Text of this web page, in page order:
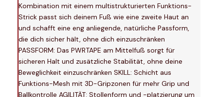
Kombination mit einem multistrukturierten Funktions-
Strick passt sich deinem Fuß wie eine zweite Haut an
und schafft eine eng anliegende, natürliche Passform,
die dich sicher hält, ohne dich einzuschränken
PASSFORM: Das PWRTAPE am Mittelfuß sorgt für
sicheren Halt und zusätzliche Stabilität, ohne deine
Beweglichkeit einzuschränken SKILL: Schicht aus
Funktions-Mesh mit 3D-Gripzonen für mehr Grip und
Ballkontrolle AGILITÄT: Stollenform und -platzierung um